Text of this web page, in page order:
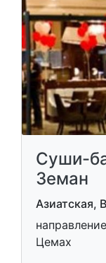
Суши-
Земан
Азиатская,
Цемах